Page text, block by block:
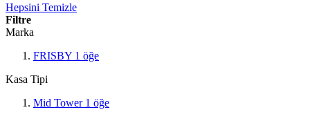
Hepsini Temizle
Filtre
Marka
FRISBY 1 öğe
Kasa Tipi
Mid Tower 1 öğe